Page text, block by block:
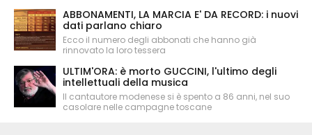
ABBONAMENTI, LA MARCIA E' DA RECORD: i nuovi
dati parlano chiaro
Ecco il numero degli abbonati che hanno già
rinnovato la loro tessera
ULTIM'ORA: è morto GUCCINI, l'ultimo degli
intellettuali della musica
Il cantautore modenese si è spento a 86 anni, nel suo
casolare nelle campagne toscane